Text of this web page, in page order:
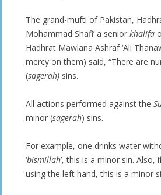
The grand-mufti of Pakistan,
Mohammad Shafi’ a senior khalifa
Hadhrat Mawlana Ashraf ‘Ali
mercy on them) said, “There are
(sagerah) sins.
All actions performed against the
minor (sagerah) sins.
For example, one drinks water
‘bismillah’, this is a minor sin. Also,
using the left hand, this is a minor